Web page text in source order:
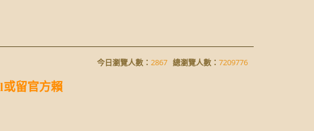
今日瀏覽人數： 2867 總瀏覽人數： 7209776
或留官方賴